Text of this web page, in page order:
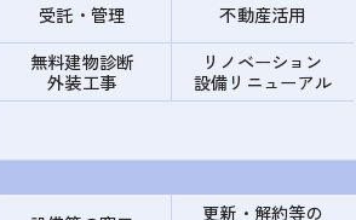
受託・管理 不動産活用
無料建物診断
外装工事
リノベーション
設備リニューアル
更新・解約等の